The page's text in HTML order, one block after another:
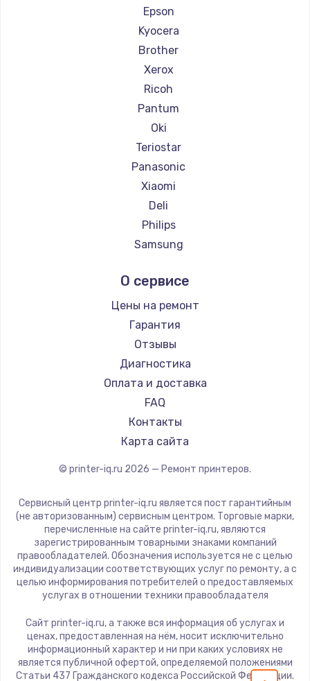
Ремонт принтеров Godex
Epson
Kyocera
Brother
Xerox
Ricoh
Pantum
Oki
Teriostar
Panasonic
Xiaomi
Deli
Philips
Samsung
Lexmark
Sharp
TSC
Fujitsu
Godex
О сервисе
Цены на ремонт
Гарантия
Отзывы
Диагностика
Оплата и доставка
FAQ
Контакты
Карта сайта
© printer-iq.ru 2026 — Ремонт принтеров.
Сервисный центр printer-iq.ru является пост гарантийным
(не авторизованным) сервисным центром. Торговые марки,
перечисленные на сайте printer-iq.ru, являются
зарегистрированным товарными знаками компаний
правообладателей. Обозначения используется не с целью
индивидуализации соответствующих услуг по ремонту, а с
целью информирования потребителей о предоставляемых
услугах в отношении техники правообладателя
Сайт printer-iq.ru, а также вся информация об услугах и
ценах, предоставленная на нём, носит исключительно
информационный характер и ни при каких условиях не
является публичной офертой, определяемой положениями
Статьи 437 Гражданского кодекса Российской Федерации.